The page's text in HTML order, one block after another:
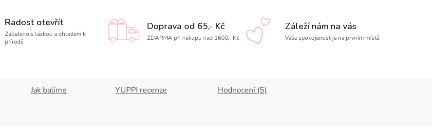
Radost otevřít
Zabaleno s láskou a ohledem k
přírodě
Doprava od 65,- Kč
ZDARMA při nákupu nad 1600,- Kč
Záleží nám na vás
Vaše spokojenost je na prvním místě
Jak balíme YUPPI recenze Hodnocení (5)